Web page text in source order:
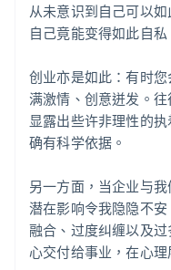
从未意识到自己可以
自己竟能变得如此自私
创业亦是如此：有时
满激情、创意迸发。
显露出些许非理性的
确有科学依据。
另一方面，当企业与
潜在影响令我隐隐不
融合、过度纠缠以及
心交付给事业，在心